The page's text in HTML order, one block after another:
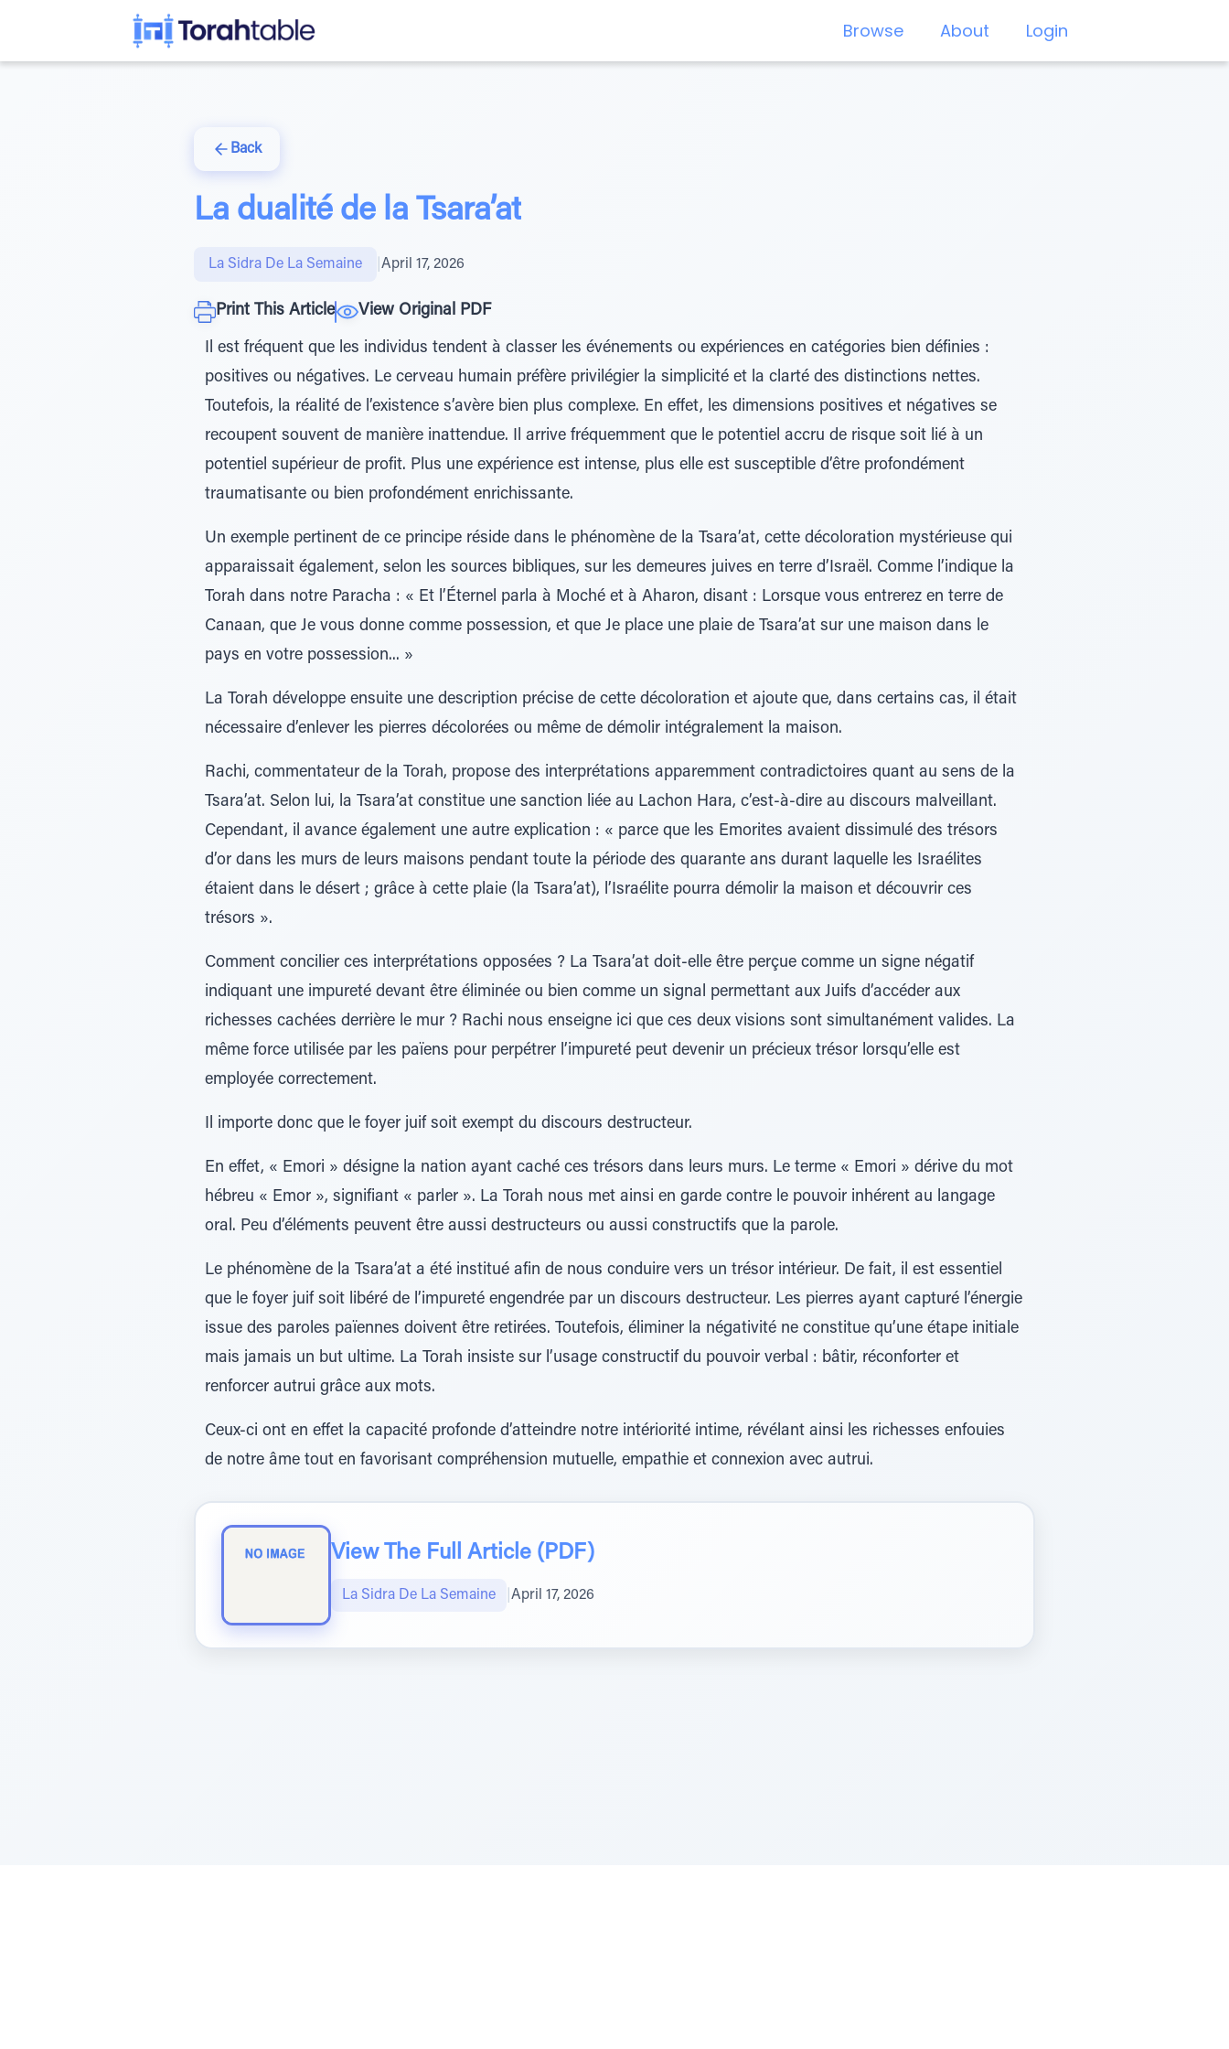
Browse About Login
Back
La dualité de la Tsara’at
La Sidra De La Semaine April 17, 2026
Print This Article View Original PDF
Il est fréquent que les individus tendent à classer les événements ou expériences en catégories bien définies :
positives ou négatives. Le cerveau humain préfère privilégier la simplicité et la clarté des distinctions nettes.
Toutefois, la réalité de l’existence s’avère bien plus complexe. En effet, les dimensions positives et négatives se
recoupent souvent de manière inattendue. Il arrive fréquemment que le potentiel accru de risque soit lié à un
potentiel supérieur de profit. Plus une expérience est intense, plus elle est susceptible d’être profondément
traumatisante ou bien profondément enrichissante.
Un exemple pertinent de ce principe réside dans le phénomène de la Tsara’at, cette décoloration mystérieuse qui
apparaissait également, selon les sources bibliques, sur les demeures juives en terre d’Israël. Comme l’indique la
Torah dans notre Paracha : « Et l’Éternel parla à Moché et à Aharon, disant : Lorsque vous entrerez en terre de
Canaan, que Je vous donne comme possession, et que Je place une plaie de Tsara’at sur une maison dans le
pays en votre possession... »
La Torah développe ensuite une description précise de cette décoloration et ajoute que, dans certains cas, il était
nécessaire d’enlever les pierres décolorées ou même de démolir intégralement la maison.
Rachi, commentateur de la Torah, propose des interprétations apparemment contradictoires quant au sens de la
Tsara’at. Selon lui, la Tsara’at constitue une sanction liée au Lachon Hara, c’est-à-dire au discours malveillant.
Cependant, il avance également une autre explication : « parce que les Emorites avaient dissimulé des trésors
d’or dans les murs de leurs maisons pendant toute la période des quarante ans durant laquelle les Israélites
étaient dans le désert ; grâce à cette plaie (la Tsara’at), l’Israélite pourra démolir la maison et découvrir ces
trésors ».
Comment concilier ces interprétations opposées ? La Tsara’at doit-elle être perçue comme un signe négatif
indiquant une impureté devant être éliminée ou bien comme un signal permettant aux Juifs d’accéder aux
richesses cachées derrière le mur ? Rachi nous enseigne ici que ces deux visions sont simultanément valides. La
même force utilisée par les païens pour perpétrer l’impureté peut devenir un précieux trésor lorsqu’elle est
employée correctement.
Il importe donc que le foyer juif soit exempt du discours destructeur.
En effet, « Emori » désigne la nation ayant caché ces trésors dans leurs murs. Le terme « Emori » dérive du mot
hébreu « Emor », signifiant « parler ». La Torah nous met ainsi en garde contre le pouvoir inhérent au langage
oral. Peu d’éléments peuvent être aussi destructeurs ou aussi constructifs que la parole.
Le phénomène de la Tsara’at a été institué afin de nous conduire vers un trésor intérieur. De fait, il est essentiel
que le foyer juif soit libéré de l’impureté engendrée par un discours destructeur. Les pierres ayant capturé l’énergie
issue des paroles païennes doivent être retirées. Toutefois, éliminer la négativité ne constitue qu’une étape initiale
mais jamais un but ultime. La Torah insiste sur l’usage constructif du pouvoir verbal : bâtir, réconforter et
renforcer autrui grâce aux mots.
Ceux-ci ont en effet la capacité profonde d’atteindre notre intériorité intime, révélant ainsi les richesses enfouies
de notre âme tout en favorisant compréhension mutuelle, empathie et connexion avec autrui.
View The Full Article (PDF)
La Sidra De La Semaine April 17, 2026